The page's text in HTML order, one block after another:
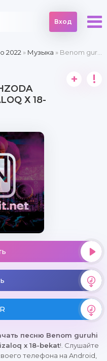
Вход
2022 » Музыка » Benom guruhi & Shahzoda Muhammedova - Qizaloq х 18-bekat
Х 18-
+ !
песню Benom guruhi
х 18-bekat!. Слушайте
телефона на Android,